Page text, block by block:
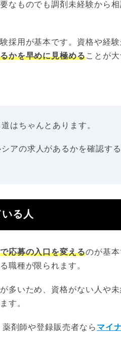
なものでも調剤未経験から
採用が基本です。資格や経
かを早めに見極めることが
はちゃんとあります。
アの求人があるかを確認す
る人
応募の入口を変えるのが基
職種が限られます。
多いため、資格がない人や
す。
薬剤師や登録販売者なら マイ